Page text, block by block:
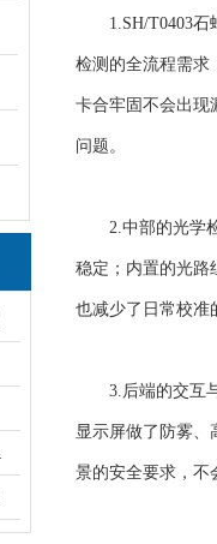
1.SH/T0403
检测的全流程需求
卡合牢固不会出现
问题。
2.中部的光学检
稳定；内置的光路
也减少了日常校准
3.后端的交互与
显示屏做了防雾、
景的安全要求，不